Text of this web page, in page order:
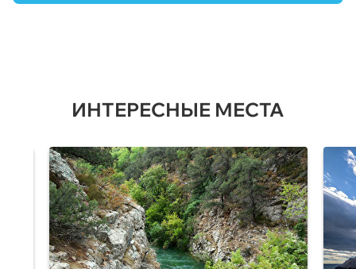
ИНТЕРЕСНЫЕ МЕСТА